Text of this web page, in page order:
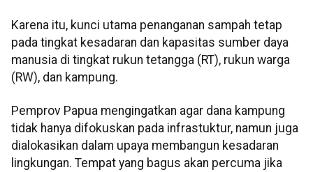
Karena itu, kunci utama penanganan sampah tetap
pada tingkat kesadaran dan kapasitas sumber daya
manusia di tingkat rukun tetangga (RT), rukun warga
(RW), dan kampung.
Pemprov Papua mengingatkan agar dana kampung
tidak hanya difokuskan pada infrastuktur, namun juga
dialokasikan dalam upaya membangun kesadaran
lingkungan. Tempat yang bagus akan percuma jika